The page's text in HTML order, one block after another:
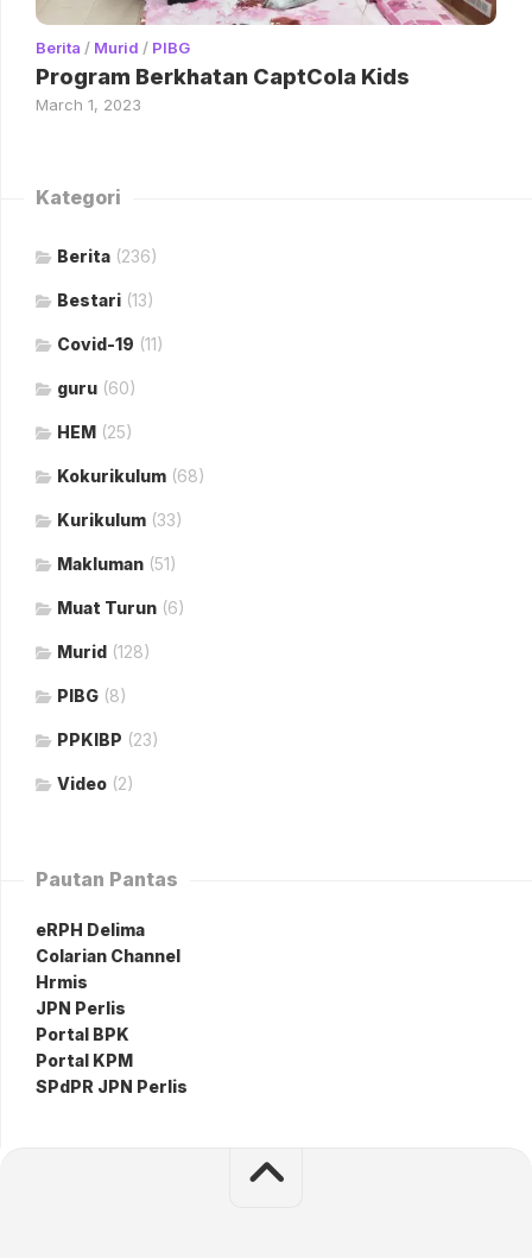
Berita / Murid / PIBG
Program Berkhatan CaptCola Kids
March 1, 2023
Kategori
Berita (236)
Bestari (13)
Covid-19 (11)
guru (60)
HEM (25)
Kokurikulum (68)
Kurikulum (33)
Makluman (51)
Muat Turun (6)
Murid (128)
PIBG (8)
PPKIBP (23)
Video (2)
Pautan Pantas
eRPH Delima
Colarian Channel
Hrmis
JPN Perlis
Portal BPK
Portal KPM
SPdPR JPN Perlis